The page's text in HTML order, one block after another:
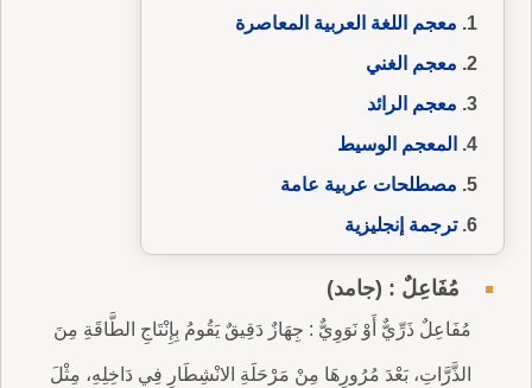
معجم اللغة العربية المعاصرة
معجم الغني
معجم الرائد
المعجم الوسيط
مصطلحات عربية عامة
ترجمة إنجليزية
مُفَاعِلٌ : (جامد)
مُفَاعِلٌ ذَرِّيٌّ أَوْ نَوَوِيٌّ : جِهَازٌ دَقِيقٌ يَقُومُ بِإِنْتَاجِ الطَّاقَةِ مِنَ
الذَّرَّاتِ، بَعْدَ مُرُورِهَا مِنْ مَرْحَلَةِ الانْشِطَارِ فِي دَاخِلِهِ، مِثْلَ